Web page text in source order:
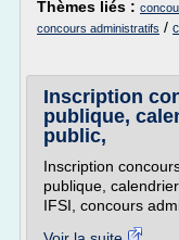
Thèmes liés :
concours administratifs /
Inscription
publique,
public,
Inscription
publique,
IFSI, concours